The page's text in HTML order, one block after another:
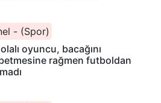
- (Spor)
oyuncu, bacağını
rağmen futboldan